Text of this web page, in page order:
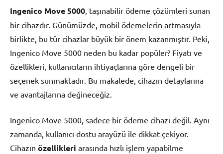
Ingenico Move 5000, taşınabilir ödeme çözümleri sunan
bir cihazdır. Günümüzde, mobil ödemelerin artmasıyla
birlikte, bu tür cihazlar büyük bir önem kazanmıştır. Peki,
Ingenico Move 5000 neden bu kadar popüler? Fiyatı ve
özellikleri, kullanıcıların ihtiyaçlarına göre dengeli bir
seçenek sunmaktadır. Bu makalede, cihazın detaylarına
ve avantajlarına değineceğiz.
Ingenico Move 5000, sadece bir ödeme cihazı değil. Aynı
zamanda, kullanıcı dostu arayüzü ile dikkat çekiyor.
Cihazın özellikleri arasında hızlı işlem yapabilme